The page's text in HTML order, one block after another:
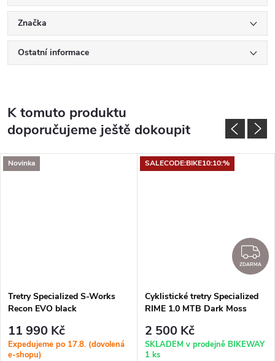
Značka
Ostatní informace
K tomuto produktu
doporučujeme ještě dokoupit
Novinka
Tretry Specialized S-Works
Recon EVO black
11 990 Kč
Expedujeme po 17.8. (dovolená
e-shopu)
SALECODE:BIKE10:10:%
ZDARMA
Cyklistické tretry Specialized
RIME 1.0 MTB Dark Moss
2 500 Kč
SKLADEM v prodejně BIKEWAY
1 ks